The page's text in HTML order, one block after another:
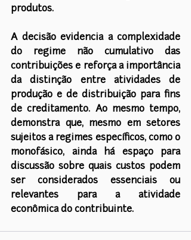
produtos.
A decisão evidencia a complexidade
do regime não cumulativo das
contribuições e reforça a importância
da distinção entre atividades de
produção e de distribuição para fins
de creditamento. Ao mesmo tempo,
demonstra que, mesmo em setores
sujeitos a regimes específicos, como o
monofásico, ainda há espaço para
discussão sobre quais custos podem
ser considerados essenciais ou
relevantes para a atividade
econômica do contribuinte.